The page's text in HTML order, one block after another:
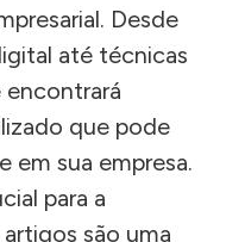
Desde
até técnicas
que pode
em sua empresa.
para a
são uma